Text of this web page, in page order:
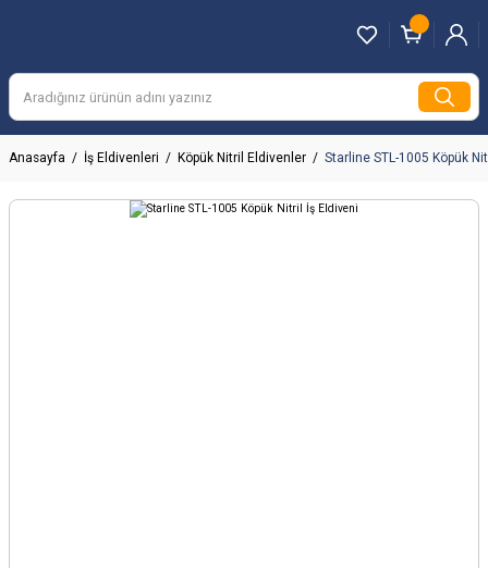
Anasayfa İş Eldivenleri Köpük Nitril Eldivenler Starline STL-1005 Köpük